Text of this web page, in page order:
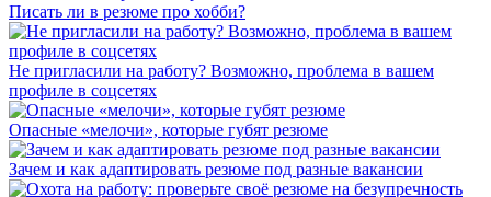
Писать ли в резюме про хобби?
Не пригласили на работу? Возможно, проблема в вашем
профиле в соцсетях
Опасные «мелочи», которые губят резюме
Зачем и как адаптировать резюме под разные вакансии